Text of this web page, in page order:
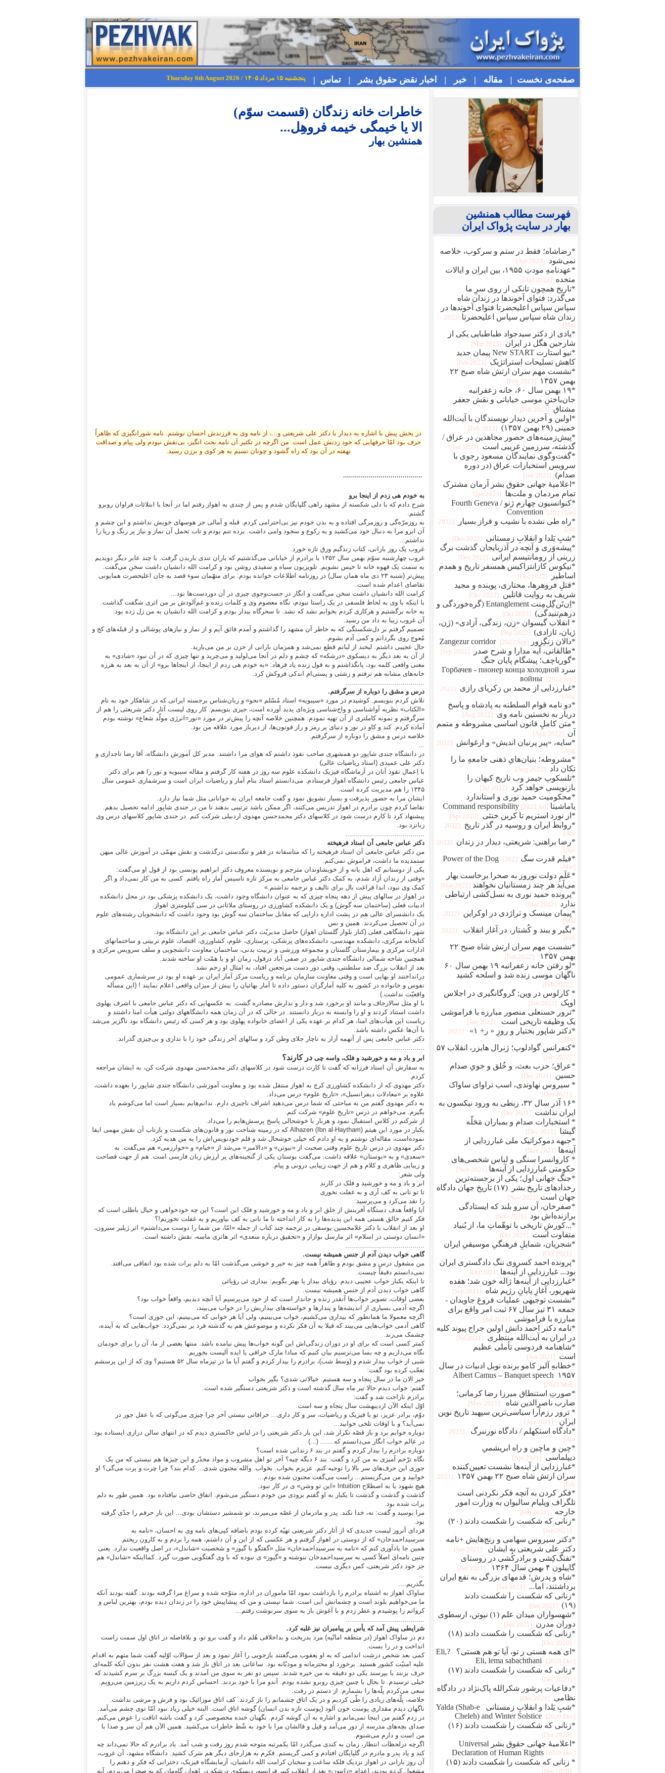
صفحه‌ی نخست | مقاله | خبر | اخبار نقض حقوق بشر | تماس | پنجشنبه ۱۵ مرداد ۱۴۰۵ / Thursday 6th August 2026
‌خاطرات خانه زندگان (قسمت سوّم)
الا یا خیمگی خیمه فروهِل...
همنشین بهار
در بخش پیش با اشاره به دیدار با دکتر علی شریعتی و...، از نامه وی به فرزندش احسان نوشتم. نامه شورانگیزی که ظاهراً
حرف بود امّا حرفهایی که خود زدنش عمل است. من اگرچه در تکثیر آن نامه بحث انگیز، بی‌نقش نبودم ولی پیام و صداقت
نهفته در آن بود که راه گشود و چونان نسیم به هر کوی و برزن رسید.
........................................
به خودم هی زدم از اینجا برو
شرح دادم که با دلی شکسته از مشهد راهی گلپایگان شدم و پس از چندی به اهواز رفتم اما در آنجا با ابتلائات فراوان روبرو
گشتم.
به روزمرّه‌گی و روزمرگی افتاده و به بدن خودم نیز بی‌احترامی کردم. قبله و آمالی جز هوسهای خویش نداشتم و این چشم و
آن ابرو مرا به دنبال خود می‌کشید و به رکوع و سجود وامی داشت. برده تنم بودم و تاب تحمل آن نماز و نیاز پر رنگ و ریا را
نداشتم...
غروب یک روز بارانی، کتاب زندگیم ورق تازه خورد.
غروب چهارشنبه سوّم بهمن سال ۱۳۵۲ با برادرم از خیابانی می‌گذشتیم که باران تندی باریدن گرفت. با چند عابر دیگر دویدیم
به سمت یک قهوه خانه تا خیس نشویم. تلویزیون سیاه و سفیدی روشن بود و کرامت الله دانشیان داشت سخن می‌گفت.
پیش‌تر (شنبه ۲۳ دی ماه‌‌‌ همان سال) در روزنامه اطلاعات خوانده بودم: برای متهّمان سوء قصد به جان اعلیحضرت همایونی
تقاضای اعدام شده است.
کرامت الله دانشیان داشت سخن می‌گفت و انگار در جست‌و‌جوی چیزی در آن دوردست‌ها بود...
با اینکه با وی به لحاظ فلسفی در یک راستا نبودم، نگاه معصوم وی و کلمات زنده و غم‌آلودش بر من اثری شگفت گذاشت.
به خانه برگشتیم و هرکاری کردم بخوابم نشد که نشد. تا سحرگاه بیدار بودم و کرامت الله دانشیان به من زل زده بود.
آن غروب زیبا به داد من رسید.
تصمیم گرفتم بر دل‌شکستگی که به خاطر آن مشهد را گذاشتم و آمدم فائق آیم و از نماز و نیازهای پوشالی و از قبله‌های کج و
مُعوج روی بگردانم و کمی آدم بشوم.
حال عجیبی داشتم. لبخند از لبانم قطع نمی‌شد و همزمان بارانی از حزن بر من می‌بارید.
از آن به بعد دیگر به دیسکوی «درشکه» که چشم و دلم در آنجا می‌لولید و می‌چرید و تنها چیزی که در آن نبود «شادی» به
معنی واقعی کلمه بود، پانگذاشتم و به قول زنده یاد فرهاد: «به خودم هی زدم از اینجا، از اینجا‌ها برو» از آن به بعد به هرزه
خانه‌های مشابه هم نرفتم و زشتی و پستی‌ام اندکی فروکش کرد.
........................................
درس و مشق را دوباره از سرگرفتم.
تلاش کردم بنویسم. کوشیدم در مورد «سیبویه» استاد مُسّلم «نحو» و زبان‌شناس برجسته ایرانی که در شاهکار خود به نام
«الکتاب» نظریه آوا‌شناسی و واج‌شناسی ویژه‌ای پدید آورده است، جیزی بنویسم. کار روی لیست آثار دکتر شریعتی را هم از
سرگرفتم و نمونه کاملتری از آن تهیه نمودم. همچنین خلاصه آنچه را پیش‌تر در مورد «نور=انرژی مولّد شعاع» نوشته بودم
آماده کردم. کند و کاو در نور و دنیای پر رمز و راز فوتون‌ها، از دیرباز مورد علاقه من بود.
خلاصه درس و مشق را دوباره از سرگرفتم.
...
در دانشگاه جندی شاپور دو همشهری صاحب نفوذ داشتم که هوای مرا داشتند. مدیر کل آموزش دانشگاه، آقا رضا تاجداری و
دکتر علی عمیدی (استاد ریاضیات عالی)
با اِعمال نفوذ آنان در آزماشگاه فیزیک دانشکده علوم سه روز در هفته کار گرفتم و مقاله‌ سیبویه و نور را هم برای دکتر
عباس جامعی رئیس دانشگاه اهواز فرستادم. می‌دانستم استاد بنام آمار و ریاضیات ایران است و سرشماری عمومی سال
۱۳۴۵ را هم مدیریت کرده است.
ایشان مرا به حضور پذیرفت و بسیار تشویق نمود و گفت جامعه ایران به جوانانی مثل شما نیاز دارد.
تقاضا کردم چون برادرم در اهواز تدریس می‌کنند، اگر ممکن باشد ترتیبی بدهند تا من در جندی شاپور ادامه تحصیل بدهم.
پیشنهاد کرد تا کارم درست شود در کلاسهای دکتر محمدحسن مهدوی اردبیلی شرکت کنم. در جندی شاپور کلاسهای درس وی
زبانزد بود.
........................................
دکتر عباس جامعی آن استاد فرهیخته
من دکتر عباس جامعی آن استاد فرهیخته را که متاسفانه در فقر و تنگدستی درگذشت و نقش مهمّی در آموزش عالی میهن
ستمدیده ما داشت، فراموش نمی‌کنم.
یکی از دوستانم که اهل بانه و از خویشاوندان مترجم و نویسنده معروف دکتر ابراهیم یونسی بود از قول او می‌گفت:
«وقتی از زندان آزاد شدم، به کمک دکتر عباس جامعی به مرکز تازه تاسیس آمار راه یافتم. کسی به من کار نمی‌داد و اگر
کمک وی نبود، ابدا فراغت بال برای تالیف و ترجمه نداشتم.»
در اهواز در سالهای پیش از دهه پنجاه چیزی که به عنوان دانشگاه وجود داشت، یک دانشکده پزشکی بود در محل دانشکده
ادبیات فعلی (ساختمان سه گوش) و یک دانشکده کشاورزی در روستای ملاثانی در سی کیلومتری اهواز.
یک دانشسرای عالی هم در پشت اداره دارایی که مقابل ساختمان سه گوش بود وجود داشت که دانشجویان رشته‌های علوم
در آن تحصیل می‌کردند. همین و بس
شهر دانشگاهی فعلی (کنار بلوار گلستان اهواز) حاصل مدیریّت دکتر عباس جامعی بر این دانشگاه بود.
کتابخانه مرکزی، دانشکده مهندسی، دانشکده‌های پزشکی، پرستاری، علوم، کشاورزی، اقتصاد، علوم تربیتی و ساختمانهای
ادارات مرکزی و بیمارستان گلستان و مجموعه ورزشی و تربیت بدنی، ساختمان معاونت دانشجویی و سلف سرویس مرکزی و
همچنین شاخه شمالی دانشگاه جندی شاپور در صفی آباد دزفول، زمان او و با همّت او ساخته شدند.
بعد از انقلاب بزرگ ضد سلطنتی، وقتی دور دست مرتجعین افتاد، به امثال او رحم نشد.
درانداختند او بهایی است و وقتی معاونت سازمان برنامه و ریاست مرکز آمار ایران بر عهده او بود در سرشماری عمومی
نفوس و خانواده در کشور به کلیه آمارگران دستور داده تا آمار بهائیان را بیش از میزان واقعی اعلام نمایند ! (این مسأله
واقعیّت نداشت.)
با او مثل سالارجاف و مانند او برخورد شد و دار و ندارش مصادره گشت. به عکسهایی که دکتر عباس جامعی با اشرف پهلوی
داشت استناد کردند و او را وابسته به دربار دانستند. در حالی که در آن زمان همه دانشگاههای دولتی هیأت امنا داشتند و
ریاست این هیأت‌های امنا، هر کدام بر عهده یکی از اعضای خانواده پهلوی بود و هر کسی که رئیس دانشگاه بود ناگزیر می‌شد
با آن‌ها عکس داشته باشد.
دکتر عباس جامعی پس از آنهمه آزار به ناچار جلای وطن کرد و سالهای آخر زندگی خود را با نداری و بی‌چیزی گذراند.
........................................
ابر و باد و مه و خورشید و فلک، واسه چی در کارند؟
به سفارش آن استاد فرزانه که گفت تا کارت درست شود در کلاسهای دکتر محمدحسن مهدوی شرکت کن، به ایشان مراجعه
کردم.
دکتر مهدوی که از دانشکده کشاورزی کرج به اهواز منتقل شده بود و معاونت آموزشی دانشگاه جندی شاپور را بعهده داشت،
علاوه بر «معادلات دیفرانسیل»، «تاریخ علوم» درس می‌داد.
به دکتر مهدوی گفتم من به مباحثی که شما درس می‌دهید اشراف ناچیزی دارم. ندانم‌هایم بسیار است اما می‌کوشم یاد
بگیرم. می‌خواهم در درس «تاریخ علوم» شرکت کنم.
از شرکتم در کلاس استقبال نمود و هربار با خوشحالی پاسخ پرسش‌هایم را می‌داد.
یکبار در مورد ابن هیثم (Alhazen (Ibn al-Haytham که در زمینه شناخت نور و قانون‌های شکست و بازتاب آن نقش مهمی ایفا
نموده‌است، مقاله‌ای نوشتم و به او دادم که خیلی خوشحال شد و قلم خودنویس‌اش را به من هدیه کرد.
دکتر مهدوی در درس تاریخ علوم وقتی صحبت از «نیوتن» و «دالامبر» می‌شد از «خیام» و «خوارزمی» هم می‌گفت. به
«سعدی» و به «بوستان» علاقه داشت. می‌گفت بوستان‌ یکی‌ از گنجینه‌های‌ پر ارزش‌ زبان‌ فارسی‌ ‌است‌. هم‌ از جهت‌ فصاحت‌
و زیبایی‌ ظاهری‌ و کلام‌ و هم‌ از جهت‌ زیبایی‌ درونی‌ و پیام‌.
ولی شعر:
ابر و باد و مه و خورشید و فلک در کارند
تا تو نانی به کف آری و به غفلت نخوری
را نقد می‌کرد و می‌پرسید:
آیا واقعاً هدف دستگاه آفرینش از خلق ابر و باد و مه و خورشید و فلک این است؟ این چه خودخواهی و خیال باطلی است که
فکر کنیم خالق هستی همه این پدیده‌ها را به کار انداخته تا ما نانی به کف بیاوریم و به غفلت نخوریم!؟
او بعد از انقلاب با دکتر غلامحسین یوسفی در ترجمه چند کتاب از جمله «امّا، من شما را دوست می‌داشتم» اثر ژیلبر سبرون،
«انسان دوستی در اسلام» اثر مارسل بوازار و «تحقیق درباره سعدی» اثر هانری ماسه، نقش داشته است.
........................................
گاهی خواب دیدن آدم از جنس همیشه نیست.
من مشغول درس و مشق بودم و ظاهراً همه چیز به خیر و خوشی می‌گذشت امّا به دلم برات شده بود اتفاقی می‌افتد.
نمی‌دانستم دقیقاً چیست.
تا اینکه یکبار خواب عجیبی دیدم. رؤیای بیدار یا بهتر بگویم: بیداری ئی رؤیائی
گاهی خواب دیدن آدم از جنس همیشه نیست.
بعضی اوقات، تصویر خواب‌ها آنقدر زنده و جاندار است که از خود می‌پرسیم آیا آنچه دیدیم، واقعاً خواب بود؟
اگرچه آدمی بسیاری از اندیشه‌ها و پندار‌ها و خواسته‌های بیداریش را در خواب می‌بیند،
اگرچه معمولا ما همانطور که بیداری می‌کشیم، خواب می‌بینیم، ولی آیا هر خوابی که می‌بینیم، این جوری است؟
گاهی آدمی خواب‌هایی می‌بیند که قبلا به آن فکر نکرده و موضوعش هم به گذشته فرد بر نمی‌گردد. خواب‌هایی که به آینده،
چشمک می‌زند.
کمتر کسی است که برای او در دوران زندگی‌اش این گونه خواب‌ها پیش نیامده باشد. منتها بعضی از ما، آن را برای خودمان
نگاه می‌داریم و چه بسا می‌ترسیم بیان کنیم که مبادا مارک خرافی یا ایده آلیست بخوریم.
شبی از خواب بیدار شدم و (وسط شب)، برادرم را بیدار کردم و گفتم آیا ما در تیرماه سال ۵۲ هستیم؟ وی که از این پرسشم
تعجّب کرده بود گفت:
خیر الان ما در سال پنجاه و سه هستیم. خیالاتی شدی؟ بگیر بخواب
گفتم: خواب دیدم حالا تیر ماه سال گذشته است و دکتر شریعتی دستگیر شده است.
برادرم ناراحت شد و گفت:
اوّل اینکه الآن اردیبهشت سال پنجاه و سه است.
دوّم، برادر عزیز، تو با فیزیک و ریاضیات، سر و کار داری... خرافاتی نیستی آخر چرا چیزی می‌گوئی که با عقل جور در
نمی‌آید؟ و با اوقات تلخی خوابید...
دوباره خوابم برد و باز قصّه تکرار شد، این بار دکتر شریعتی را در لباس خاکستری دیدم که در انتهای سالن درازی ایستاده بود.
در عالم خواب انگار می‌دانستم که....... (...)
دوباره برادرم را بیدار کردم و گفتم در بند ۶ زندانی شده است؟
نگاه ترّحم آمیزی به من کرد و گفت: بند ۶ دیگه چیه؟ آخر تو اهل مشروب و مواد مخدّر و این چیز‌ها هم نیستی که من یک
جوری این حرف‌های سر بالا را توجیه کنم. عزیزم بخواب. بخواب. والله مجنون شدی... کدام بند؟ چرا چرت و پرت می‌گی؟ او
خوابید و من می‌گریستم... راست می‌گفت مجنون شده بودم...
هیچ شهود یا به اصطلاح Intuition «این تو وشن» ی در کار نبود.
گذشت و گذشت و گذشت تا یکبار به او گفتم بزودی من خودم دستگیر می‌شوم. اتفاق خاصی نیافتاده بود. همین طور به دلم
برات شده بود.
مرا بوسید و گفت: نه، خدا نکند. پدر و مادرمان از غصّه می‌میرند، تو شمشیر دستشان بودی... این بار حرفم را جدّی گرفته
بود.
فردای آنروز لیست جدیدی که از آثار دکتر شریعتی تهیّه کرده بودم باضافه کپی‌های نامه وی به احسان، «نامه به
سرسیداحمدخان» که از دوستی در اهواز گرفتم و هر عکسی که از این و آن داشتم، همه را بردم و به کارون ریختم.
همین جا یادآوری کنم که «نامه به سرسیداحمدخان» مثل «گفتگو با گیوز» و شخصیت «شاندل»، در اصل واقعیت ندارد. یعنی
چنین نامه‌ای اصلاً کسی به سرسیداحمدخان ننوشته و «گیوز» ی نبوده که با وی گفتگویی صورت گیرد. کمااینکه «شاندل» هم
جز خود دکتر شریعتی، کس دیگری نیست.
...
بگذریم....
ساواک اهواز به اشتباه برادرم را بازداشت نمود امّا ماموران در اداره، متوّجه شده و سراغ مرا گرفته بودند. گفته بودند آنکه
ما می‌خواهیم بلوند است و چشمانش آبی است. شما نیستی و من که پیشاپیش خود را در زندان دیده بودم، بهترین لباس و
کرواتم را پوشیدم و عطر زدم و با آغوش باز به سوی سرنوشت رفتم...
........................................
شرایطی پیش آمد که یأس بر پیامبران نیز غلبه کرد.
دم در ساواک اهواز (در منطقه امانّیه) مرد بدریخت و بداخلاقی هُلم داد و گفت برو تو، و بلافاصله در اتاق اول سمت راست
انداخت و در را بست.
کمی بعد شخص درشت اندامی که به او یعقوب می‌گفتند بازجویی را آغاز نمود و بعد از سؤالات اوّلیه گفت شما متهم به اقدام
علیه امنیّت کشور هستید. برخورد او محترمانه و مودبّانه بود. ساعاتی بعد در اتاق باز شد و هفت هشت نفر بدون آنکه کلمه‌ای
حرف بزنند یا بپرسند یکی دو دقیقه به من خیره شدند. سپس دو نفر به سوی من آمدند و یک کیسه بزرگ بر سرم کشیدند که
خیلی ترسیدم. تا بحال با چنین چیزی روبرو نشده بودم. آندو مرا با خود بردند. احساس کردم داریم به یک زیرزمین می‌رویم.
سعی می‌کردم پلّه‌ها را بشمارم. از دستم در رفت.
خلاصه، پلّه‌های زیادی را طّی کردیم و در یک اتاق چشمانم را باز کردند. کف اتاق موزائیک بود و فرش و مرشی نداشت.
ناگهان دیدم مقداری پوست خون آلود (پوست تازه بدن انسان) گوشه اتاق است. البته خیلی زیاد نبود امّا توی چشم می‌آمد.
در زدم گفتم من اینجا نمی‌مانم و اشاره به آن گوشه کردم. نگهبان خنده مخصوصی کرد و گفت باشه اتاقت را عوض می‌کنم.
صدای بچه‌های مدرسه از دور می‌آمد و قیل و قالشان مرا با خود به شّط خاطرات می‌کشید. همین الآن هم آن سر و صدا با
من است و دارم می‌شنوم.
اگرچه درلحظات انتظار، زمان به کندی می‌گذرد امّا یکمرتبه متوجه شدم روز رفت و شب آمد. یاد برادرم که حالا نمی‌داند چه
کند و یاد پدر و مادرم در گلپایگان افتادم و کمی گریستم. فکرم به هزارجای دیگر هم سَرک کشید. دانشگاه مشهد، آن غروب،
آن روز بارانی در اهواز نزدیک فلکه ساعت و سخنان کرامت الله دانشیان، آزمایشگاه فیزیک، دخترانی که فکر و ذهنم را
مشغول کرده بودند، اعدام «دانتون» بعد از انقلاب کبیر فرانسه، دیسکوی درشکه در اهواز، گاومان که به صحرا می‌بردم، آیه
فهرست مطالب همنشین
بهار در سایت پژواک ایران
*رضاشاه؛ فقط در ستم و سرکوب، خلاصه
نمی‌شود
[2023 Apr]
*عهدنامهِ مودتِ ۱۹۵۵، بین ایران و ایالات
متحده
[2023 Apr]
*تاریخ همچون تانکی از روی سرِ ما
می‌گذرد; فتوای آخوندها در زندان شاه
سپاس سپاس اعلیحضرتا فتوای آخوندها در
زندان شاه سپاس سپاس اعلیحضرتا
[2023
Mar]
*یادی از دکتر سیدجواد طباطبایی یکی از
شارحین هگل در ایران
[2023 Mar]
*نیو استارت New START پیمان جدید
کاهش تسلیحات استراتژیک
[2023 Feb]
*نشست مهم سران ارتش شاه صبح ۲۲
بهمن ۱۳۵۷
[2023 Feb]
*۱۹ بهمن سال ۶۰، خانه زعفرانیه
جان‌باختنِ موسی خیابانی و نقش جعفر
مشتاق
[2023 Feb]
*اولین و آخرین دیدار نویسندگان با آیت‌الله
خمینی (۲۹ بهمن ۱۳۵۷)
[2023 Feb]
*پیش‌زمینه‌های حضور مجاهدین در عراق /
گذشته، سرزمین غریبی است
[2023 Jan]
*گفت‌وگوی نمایندگان مسعود رجوی با
سرویس استخبارات عراق (در دوره
صدام)
[2023 Jan]
*اعلامیهٔ جهانی حقوق بشر آرمان مشترک
تمام مردمان و ملت‌ها
[2023 Jan]
*کنوانسیون چهارم ژنو / Fourth Geneva
Convention
[2023 Jan]
*راه طی نشده با نشیب و فراز بسیار
[2023
Jan]
*شبِ یَلدا و انقلابِ زمستانی [2022 Dec]
*پیشه‌وَری و آنچه در آذربایجان گذشت برگ
زرینی از رومانتیسم ایرانی
[2022 Dec]
*نیکوس کازانتزاکیس همسفر تاریخ و همدم
اساطیر
[2022 Dec]
*قتلِ فروهرها، مختاری، پوینده و مجید
شریف به روایت قاتلین
[2022 Dec]
*اِن‌تَن‌گِل‌مِنت Entanglement (گره‌خوردگی و
درهم‌تنیدگی)
[2022 Oct]
* انقلاب گیسوان «زن، زندگی، آزادی» (ژن،
ژیان، ئازادی)
[2022 Sep]
*دالان زنگِزور Zangezur corridor [2022 Sep]
*طالقانی، آیه مدارا و شرح صدر [2022 Sep]
*گورباچف؛ پیشگام پایان جنگ
سرد Горбачев - пионер конца холодной
войны
[2022 Sep]
*غبارزدایی از محمد بن زکریای رازی
[2022
Aug]
*دو نامه قوام‌ السلطنه به پادشاه و پاسخ
دربار به نخستین نامه وی
[2022 Aug]
*متن کاملِ قانون اساسی مشروطه و متمم
آن
[2022 Aug]
*سایه، «پیر پرنیان اندیش» و ارغوانش
[2022
Aug]
*مشروطه؛ بنیان‌هایِ ذهنی جامعهِ ما را
تکان داد
[2022 Aug]
*تلسکوپ جیمز وب تاریخ کیهان را
بازنویسی خواهد کرد
[2022 Jul]
*محکومیت حمید نوری و استاندارد
یاماشیتا Command responsibility [2022 Jul]
*از نورد استریم تا کربن خنثی [2022 Apr]
*روابط ایران و روسیه در گذر تاریخ
[2022
Apr]
*رضا براهنی: شریعتی، دیدار در زندان
[2022
Apr]
*فیلم قدرت سگ Power of the Dog [2022
Mar]
*عَلَمِ دولت نوروز به صحرا برخاست بهار
می‌آید هر چند زمستانیان نخواهند [2022 Mar]
*پرونده حمید نوری به نسل‌کشی ارتباطی
ندارد
[2022 Mar]
*پیمان مینسک و تراژدی در اوکراین
[2022
Mar]
*بگير و ببند و کُشتار، در آغاز انقلاب
[2022
Feb]
*نشست مهم سران ارتش شاه صبح ۲۲
بهمن ۱۳۵۷
[2022 Feb]
*لو رفتن خانه زعفرانیه ۱۹ بهمن سال ۶۰
ناگهان موسی زنده شد و اسلحه کشید
[2022 Feb]
* کارلوس در وین; گروگانگیری در اجلاس
اوپک
[2022 Jan]
*ترور حسنعلی منصور مبارزه با فراموشی
یک وظیفه تاریخی است
[2022 Jan]
*دکتر شاپور بختیار و روزِ « ر+ ۱»
[2022
Jan]
*کنفرانس گوادلوپ؛ ژنرال هایزر، انقلاب ۵۷
[2022 Jan]
*عراق؛ حزب بعث، و خُلق‌ و‌ خویِ صدام
حسین
[2021 Dec]
* سیروس نهاوندی، اسب تراوای ساواک
[2021 Dec]
*۱۶ آذر سال ۳۲، ربطی به ورود نیکسون به
ایران نداشت
[2021 Dec]
* استخبارات صدام و بمباران مَحَلّه
گیشا
[2021 Dec]
*جبهه دموکراتیک ملی غبارزدایی از
آینه‌ها [2021 Nov]
* کاروانسرا سنگی و لباس شخصی‌های
حکومتی غبارزدایی از آینه‌ها [2021 Nov]
*جنگ جهانی اول؛ یکی از برجسته‌ترین
رخدادهای تاریخ بشر (۱۷) تاریخ جهان دادگاه
جهان است [2021 Nov]
*صفرخان، آن سرو بلند که ایستادگی
برازنده‌اش بود
[2021 Nov]
*...کورشِ تاریخی با توهّماتِ ما، از بُنیاد
متفاوت است
[2021 Oct]
*شجریان، شمایلِ فرهنگیِ موسیقیِ ایران
[2021 Oct]
*پرونده احمد کسروی ننگ دادگستری ایران
بود... غبارزدایی از آینه‌ها [2021 Oct]
*غبارزدایی از آینه‌ها ژاله خون شد؛ هفده
شهریور، آغازِ پایانِ رژیم شاه
[2021 Sep]
*نشست توجیهی عملیات فروغ جاویدان -
جمعه ۳۱ تیر سال ۶۷ ثبت امر واقع برای
مبارزه با فراموشی
[2021 Jul]
*نامه دکتر احمد دانش اولین جراح پیوند کلیه
در ایران به آیت‌الله منتظری
[2021 Jul]
*شاهنامه فردوسی تأملی عظیم
است
[2021 Jun]
*خطابهِ آلبر کامو برنده نوبل ادبیات در سال
۱۹۵۷ Albert Camus – Banquet speech
[2021 May]
*صورتِ استنطاق میرزا رضا کرمانی؛
ضارب ناصرالدین شاه
[2021 May]
* ترور رزم‌آرا سیاسی‌ترین سپهبد تاریخ نوین
ایران
[2021 Apr]
*دادگاه استکهلم / دادگاه نورنبرگ
[2021
Apr]
*چین و ماچین و راه ابريشمیِ
ديپلماسی
[2021 Apr]
*غبارزدایی از آینه‌ها نشست تعیین‌کننده
سران ارتش شاه صبح ۲۲ بهمن ۱۳۵۷
[2021
Feb]
*فکر کردن به آنچه فکر نکردنی است
تلگراف ویلیام سالیوان به وزارت امور
خارجه
[2021 Feb]
*زنانی که شکست را شکست دادند (۲۰)
[2021 Jan]
*دکتر سیروس سهامی و رنج‌هایش +نامه
دکتر علی شریعتی به ایشان
[2021 Jan]
*تفنگ‌کِشی و برادرکُشی در روستای
گاپیلون ۴ بهمن سال ۱۳۶۴
[2021 Jan]
*شاه و پدرش؛ قدمهای بزرگی به نفع ایران
برداشتند، اما...
[2021 Jan]
*زنانی که شکست را شکست دادند
(۱۹)
[2021 Jan]
*شهسواران میدان علم (۱) نیوتن، ارسطوی
دوران مدرن
[2021 Jan]
*زنانی که شکست را شکست دادند (۱۸)
[2020 Dec]
*ای همه هستی ز تو، آیا تو هم هستی؟ ?Eli,
Eli, lema sabachthani
[2020 Dec]
*زنانی که شکست را شکست دادند (۱۷)
[2020 Dec]
*دفاعيات پرشور شکرالله پاک‌نژاد در دادگاه
نظامی
[2020 Dec]
*شبِ یَلدا و انقلابِ زمستانی Yalda (Shab-e
Cheleh) and Winter Solstice
[2020 Dec]
*زنانی که شکست را شکست دادند (۱۶)
[2020 Dec]
*اعلامیهٔ جهانی حقوق بشر Universal
Declaration of Human Rights [2020 Dec]
* زنانی که شکست را شکست دادند (۱۵)
[2020 Dec]